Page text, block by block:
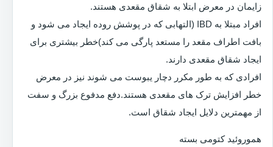
زایمان در معرض ابتلا به شقاق مقعدی هستند.
افراد مبتلا به IBD (التهابی که در پوشش روده ایجاد می شود و
بافت اطراف مقعد را مستعد پارگی می کند)خطر بیشتری برای
ایجاد شقاق مقعدی دارند.
افرادی که به طور مکرر دچار یبوست می شوند نیز در معرض
خطر افزایش ترک های مقعدی هستند.دفع مدفوع بزرگ و سفت
از مهمترین دلایل ایجاد شقاق است.
هموروئید کتومی بسته